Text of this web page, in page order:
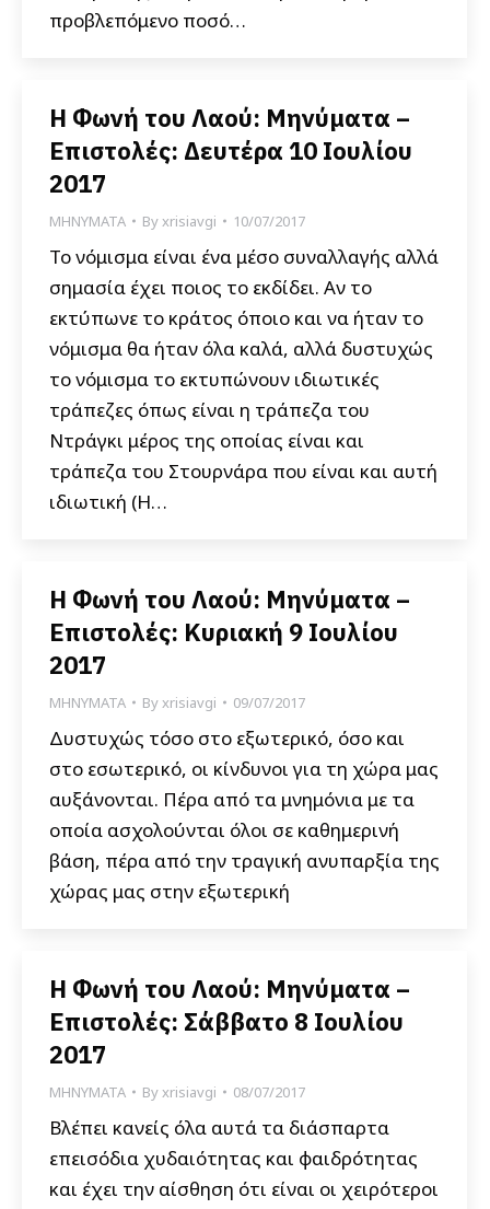
προβλεπόμενο ποσό…
Η Φωνή του Λαού: Μηνύματα –
Επιστολές: Δευτέρα 10 Ιουλίου
2017
ΜΗΝΥΜΑΤΑ Byxrisiavgi 10/07/2017
Το νόμισμα είναι ένα μέσο συναλλαγής αλλά
σημασία έχει ποιος το εκδίδει. Αν το
εκτύπωνε το κράτος όποιο και να ήταν το
νόμισμα θα ήταν όλα καλά, αλλά δυστυχώς
το νόμισμα το εκτυπώνουν ιδιωτικές
τράπεζες όπως είναι η τράπεζα του
Ντράγκι μέρος της οποίας είναι και
τράπεζα του Στουρνάρα που είναι και αυτή
ιδιωτική (Η…
Η Φωνή του Λαού: Μηνύματα –
Επιστολές: Κυριακή 9 Ιουλίου
2017
ΜΗΝΥΜΑΤΑ Byxrisiavgi 09/07/2017
Δυστυχώς τόσο στο εξωτερικό, όσο και
στο εσωτερικό, οι κίνδυνοι για τη χώρα μας
αυξάνονται. Πέρα από τα μνημόνια με τα
οποία ασχολούνται όλοι σε καθημερινή
βάση, πέρα από την τραγική ανυπαρξία της
χώρας μας στην εξωτερική
Η Φωνή του Λαού: Μηνύματα –
Επιστολές: Σάββατο 8 Ιουλίου
2017
ΜΗΝΥΜΑΤΑ Byxrisiavgi 08/07/2017
Βλέπει κανείς όλα αυτά τα διάσπαρτα
επεισόδια χυδαιότητας και φαιδρότητας
και έχει την αίσθηση ότι είναι οι χειρότεροι